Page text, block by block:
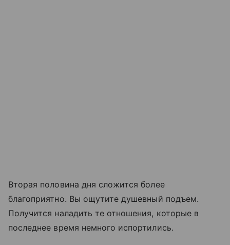
Вторая половина дня сложится более
благоприятно. Вы ощутите душевный подъем.
Получится наладить те отношения, которые в
последнее время немного испортились.